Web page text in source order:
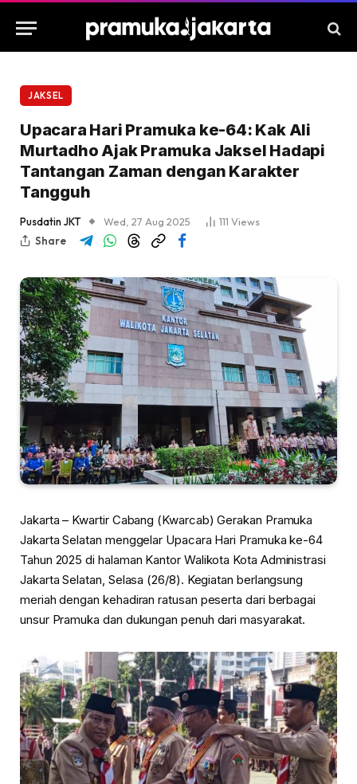
JAKSEL
Upacara Hari Pramuka ke-64: Kak Ali
Murtadho Ajak Pramuka Jaksel Hadapi
Tantangan Zaman dengan Karakter
Tangguh
Pusdatin JKT Wed, 27 Aug 2025 111 Views
Share
Jakarta – Kwartir Cabang (Kwarcab) Gerakan Pramuka
Jakarta Selatan menggelar Upacara Hari Pramuka ke-64
Tahun 2025 di halaman Kantor Walikota Kota Administrasi
Jakarta Selatan, Selasa (26/8). Kegiatan berlangsung
meriah dengan kehadiran ratusan peserta dari berbagai
unsur Pramuka dan dukungan penuh dari masyarakat.